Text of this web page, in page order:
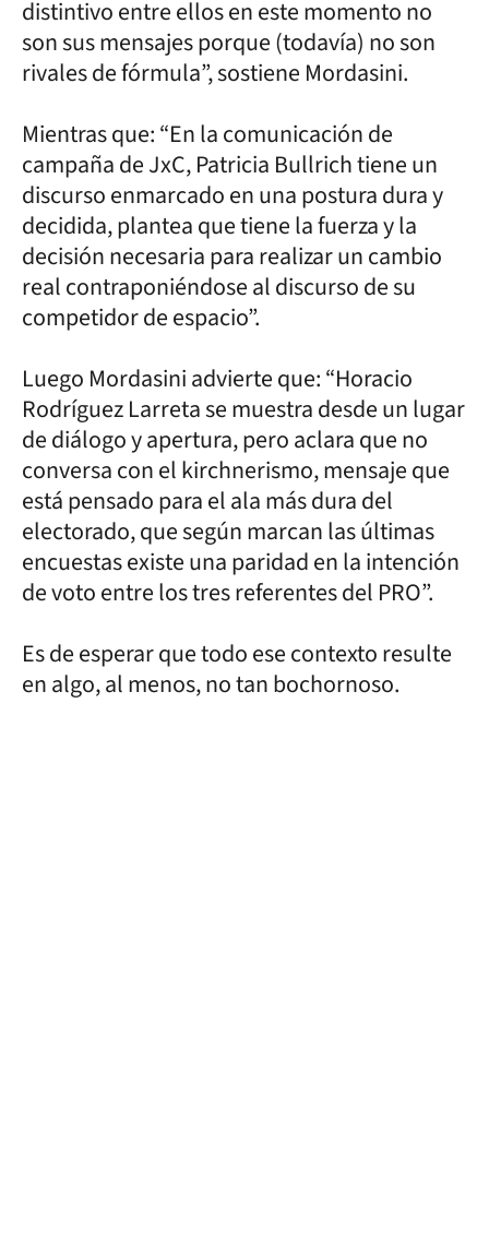
distintivo entre ellos en este momento no
son sus mensajes porque (todavía) no son
rivales de fórmula”, sostiene Mordasini.
Mientras que: “En la comunicación de
campaña de JxC, Patricia Bullrich tiene un
discurso enmarcado en una postura dura y
decidida, plantea que tiene la fuerza y la
decisión necesaria para realizar un cambio
real contraponiéndose al discurso de su
competidor de espacio”.
Luego Mordasini advierte que: “Horacio
Rodríguez Larreta se muestra desde un lugar
de diálogo y apertura, pero aclara que no
conversa con el kirchnerismo, mensaje que
está pensado para el ala más dura del
electorado, que según marcan las últimas
encuestas existe una paridad en la intención
de voto entre los tres referentes del PRO”.
Es de esperar que todo ese contexto resulte
en algo, al menos, no tan bochornoso.